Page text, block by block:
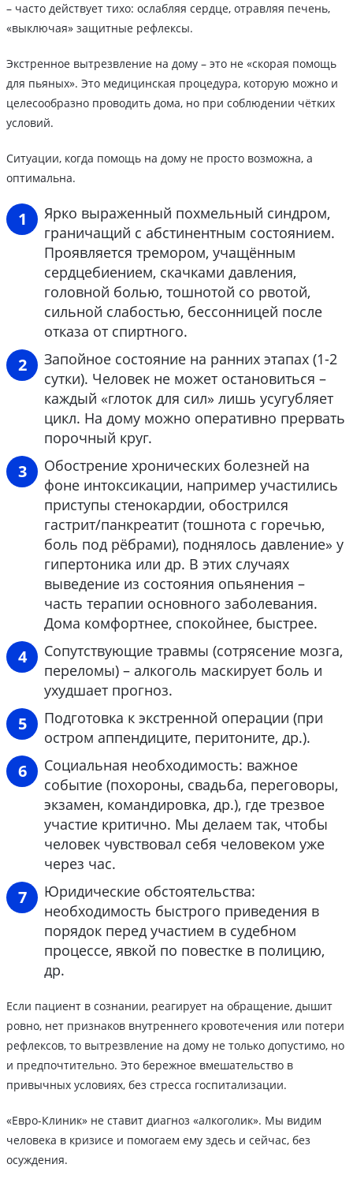
– часто действует тихо: ослабляя сердце, отравляя печень,
«выключая» защитные рефлексы.
Экстренное вытрезвление на дому – это не «скорая помощь
для пьяных». Это медицинская процедура, которую можно и
целесообразно проводить дома, но при соблюдении чётких
условий.
Ситуации, когда помощь на дому не просто возможна, а
оптимальна.
Ярко выраженный похмельный синдром,
граничащий с абстинентным состоянием.
Проявляется тремором, учащённым
сердцебиением, скачками давления,
головной болью, тошнотой со рвотой,
сильной слабостью, бессонницей после
отказа от спиртного.
Запойное состояние на ранних этапах (1-2
сутки). Человек не может остановиться –
каждый «глоток для сил» лишь усугубляет
цикл. На дому можно оперативно прервать
порочный круг.
Обострение хронических болезней на
фоне интоксикации, например участились
приступы стенокардии, обострился
гастрит/панкреатит (тошнота с горечью,
боль под рёбрами), поднялось давление» у
гипертоника или др. В этих случаях
выведение из состояния опьянения –
часть терапии основного заболевания.
Дома комфортнее, спокойнее, быстрее.
Сопутствующие травмы (сотрясение мозга,
переломы) – алкоголь маскирует боль и
ухудшает прогноз.
Подготовка к экстренной операции (при
остром аппендиците, перитоните, др.).
Социальная необходимость: важное
событие (похороны, свадьба, переговоры,
экзамен, командировка, др.), где трезвое
участие критично. Мы делаем так, чтобы
человек чувствовал себя человеком уже
через час.
Юридические обстоятельства:
необходимость быстрого приведения в
порядок перед участием в судебном
процессе, явкой по повестке в полицию,
др.
Если пациент в сознании, реагирует на обращение, дышит
ровно, нет признаков внутреннего кровотечения или потери
рефлексов, то вытрезвление на дому не только допустимо, но
и предпочтительно. Это бережное вмешательство в
привычных условиях, без стресса госпитализации.
«Евро-Клиник» не ставит диагноз «алкоголик». Мы видим
человека в кризисе и помогаем ему здесь и сейчас, без
осуждения.